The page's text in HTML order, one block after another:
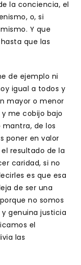
la conciencia, el
o, si
Y que
que las
de ejemplo ni
igual a todos y
mayor o menor
me cobijo bajo
de los
poner en valor
resultado de la
caridad, si no
es que esa
de ser una
no somos
genuina justicia
el
las